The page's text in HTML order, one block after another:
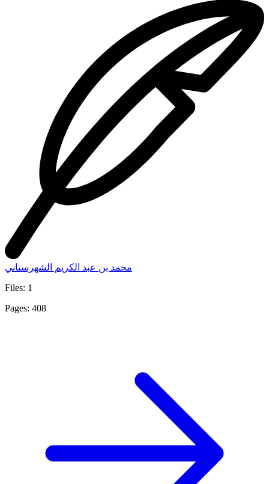
محمد بن عبد الكريم الشهرستاني
Files: 1
Pages: 408